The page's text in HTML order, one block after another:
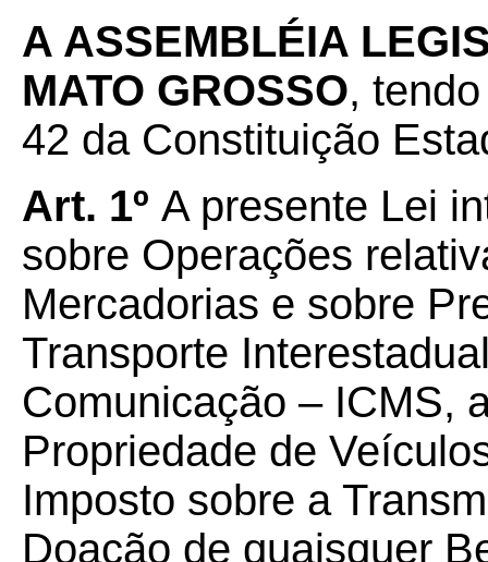
A ASSEMBLÉIA
MATO GROSSO,
42 da Constituição
Art. 1º A presente Lei
sobre Operações
Mercadorias e sobre
Transporte
Comunicação – ICMS,
Propriedade de
Imposto sobre a
Doação de quaisquer